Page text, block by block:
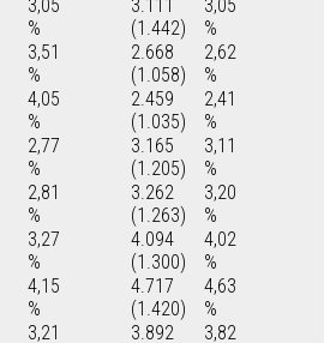
3,05
%
3.111
(1.442)
3,05
%
3,51
%
2.668
(1.058)
2,62
%
4,05
%
2.459
(1.035)
2,41
%
2,77
%
3.165
(1.205)
3,11
%
2,81
%
3.262
(1.263)
3,20
%
3,27
%
4.094
(1.300)
4,02
%
4,15
%
4.717
(1.420)
4,63
%
3,21
3.892
3,82